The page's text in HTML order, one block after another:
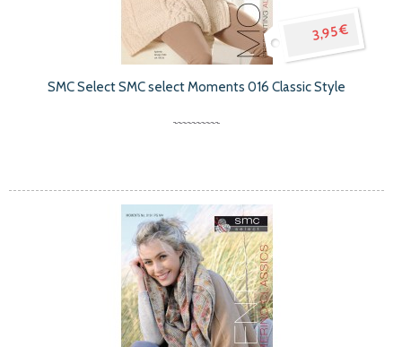
3,95 €
SMC Select SMC select Moments 016 Classic Style